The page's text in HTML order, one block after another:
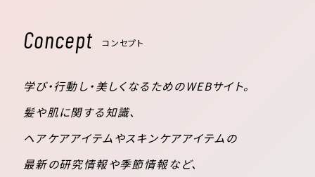
Concept コンセプト
学び・行動し・美しくなるためのWEBサイト。
髪や肌に関する知識、
ヘアケアアイテムやスキンケアアイテムの
最新の研究情報や季節情報など、